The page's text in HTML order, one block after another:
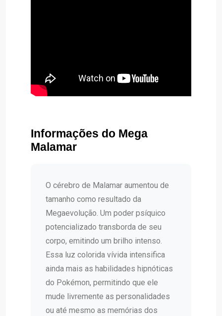
Informações do Mega
Malamar
O cérebro de Malamar aumentou de
tamanho como resultado da
Megaevolução. Um poder psíquico
potencializado transborda de seu
corpo, emitindo um brilho intenso.
Essa luz colorida vívida intensifica
ainda mais as habilidades hipnóticas
do Pokémon, permitindo que ele
mude livremente as personalidades
ou até mesmo as memórias dos